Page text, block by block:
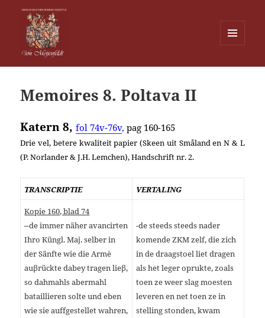
WIDGETS
Memoires 8. Poltava II
Katern 8,fol 74v-76v,pag 160-165
Drie vel, betere kwaliteit papier (Skeen uit Småland en N & L
(P. Norlander & J.H. Lemchen), Handschrift nr. 2.
TRANSCRIPTIE VERTALING
Kopie 160, blad 74
–de immer näher avancirten
Ihro Küngl. Maj. selber in
der Sänfte wie die Armè
auβrückte dabey tragen lieβ,
so dahmahls abermahl
bataillieren solte und eben
wie sie auffgestellet wahren,
-de steeds steeds nader
komende ZKM zelf, die zich
in de draagstoel liet dragen
als het leger oprukte, zoals
toen ze weer slag moesten
leveren en net toen ze in
stelling stonden, kwam